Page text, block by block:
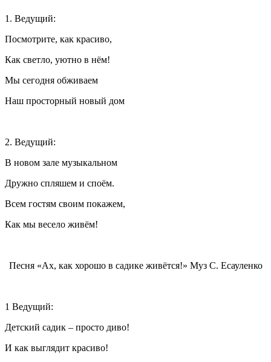
1. Ведущий:
Посмотрите, как красиво,
Как светло, уютно в нём!
Мы сегодня обживаем
Наш просторный новый дом
2. Ведущий:
В новом зале музыкальном
Дружно спляшем и споём.
Всем гостям своим покажем,
Как мы весело живём!
Песня «Ах, как хорошо в садике живётся!» Муз С. Есауленко
1 Ведущий:
Детский садик – просто диво!
И как выглядит красиво!